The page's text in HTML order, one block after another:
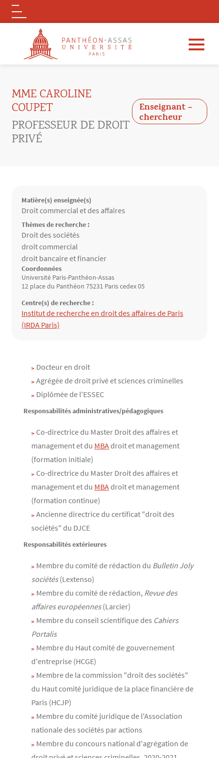
Logo
MME CAROLINE
COUPET
PROFESSEUR DE DROIT
PRIVÉ
Enseignant –
chercheur
Matière(s) enseignée(s)
Matières enseignées
Droit commercial et des affaires
Thèmes de recherche :
Thèmes de recherche
Droit des sociétés
droit commercial
droit bancaire et financier
Coordonnées
Université Paris-Panthéon-Assas
12 place du Panthéon 75231 Paris cedex 05
Centre(s) de recherche :
Structure(s) de rattachement
Institut de recherche en droit des affaires de Paris
(IRDA Paris)
Contenu
TexteDocteur en droit
Agrégée de droit privé et sciences criminelles
Diplômée de l'ESSEC
Responsabilités administratives/pédagogiques
Co-directrice du Master Droit des affaires et
management et du MBAdroit et management
(formation initiale)
Co-directrice du Master Droit des affaires et
management et du MBAdroit et management
(formation continue)
Ancienne directrice du certificat "droit des
sociétés" du DJCE
Responsabilités extérieures
Membre du comité de rédaction du Bulletin Joly
sociétés(Lextenso)
Membre du comité de rédaction, Revue des
affaires européennes(Larcier)
Membre du conseil scientifique des Cahiers
Portalis
Membre du Haut comité de gouvernement
d'entreprise (HCGE)
Membre de la commission "droit des sociétés"
du Haut comité juridique de la place financière de
Paris (HCJP)
Membre du comité juridique de l'Association
nationale des sociétés par actions
Membre du concours national d'agrégation de